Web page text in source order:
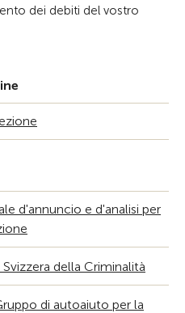
dei debiti del vostro
d'annuncio e d'analisi per
della Criminalità
di autoaiuto per la